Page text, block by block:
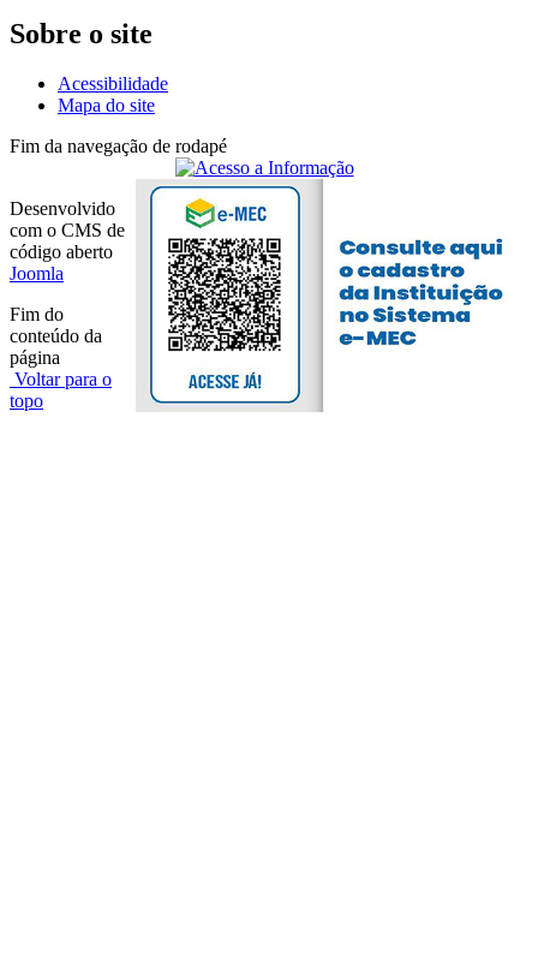
Sobre o site
Acessibilidade
Mapa do site
Fim da navegação de rodapé
Desenvolvido
com o CMS de
código aberto
Joomla
Fim do
conteúdo da
página
Voltar para o
topo